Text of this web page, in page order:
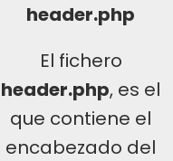
header.php
El fichero
header.php, es el
que contiene el
encabezado del